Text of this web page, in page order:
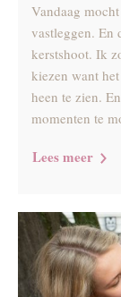
Vandaag
vastleggen. En
kerstshoot. Ik
kiezen want
heen te zien.
momenten te
Lees meer